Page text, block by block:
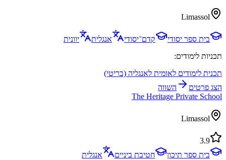
Limassol
בית ספר יסודי קדם־יסודי אנגלית
יוונית
תכניות לימודים:
תכנית לימודים לאומית לאנגליה (בריטי)
הצג פרטים
השווה
The Heritage Private School
Limassol
3.9
בית ספר תיכון
חטיבת ביניים
אנגלית